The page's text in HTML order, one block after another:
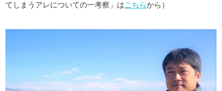
てしまうアレについての一考察」はこちらから）